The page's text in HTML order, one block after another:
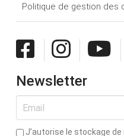
Politique de gestion des
Newsletter
J’autorise le stockage